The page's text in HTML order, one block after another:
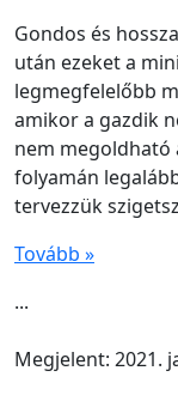
Gondos és
után ezeket a
legmegfelelőbb
amikor a gazdik
nem megoldható
folyamán
tervezzük
Tovább »
...
Megjelent: 2021.